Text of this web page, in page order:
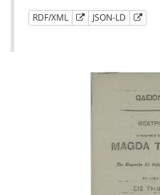
RDF/XML JSON-LD